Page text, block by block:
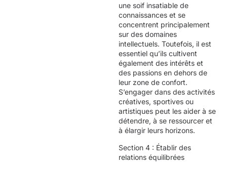
une soif insatiable de
connaissances et se
concentrent principalement
sur des domaines
intellectuels. Toutefois, il est
essentiel qu’ils cultivent
également des intérêts et
des passions en dehors de
leur zone de confort.
S’engager dans des activités
créatives, sportives ou
artistiques peut les aider à se
détendre, à se ressourcer et
à élargir leurs horizons.
Section 4 : Établir des
relations équilibrées